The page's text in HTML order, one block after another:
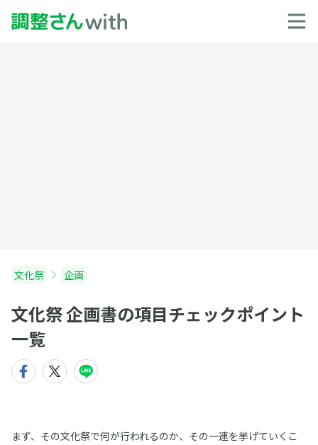
文化祭 企画
文化祭 企画書の項目チェックポイント
一覧
まず、その文化祭で何が行われるのか、その一連を挙げていくこ